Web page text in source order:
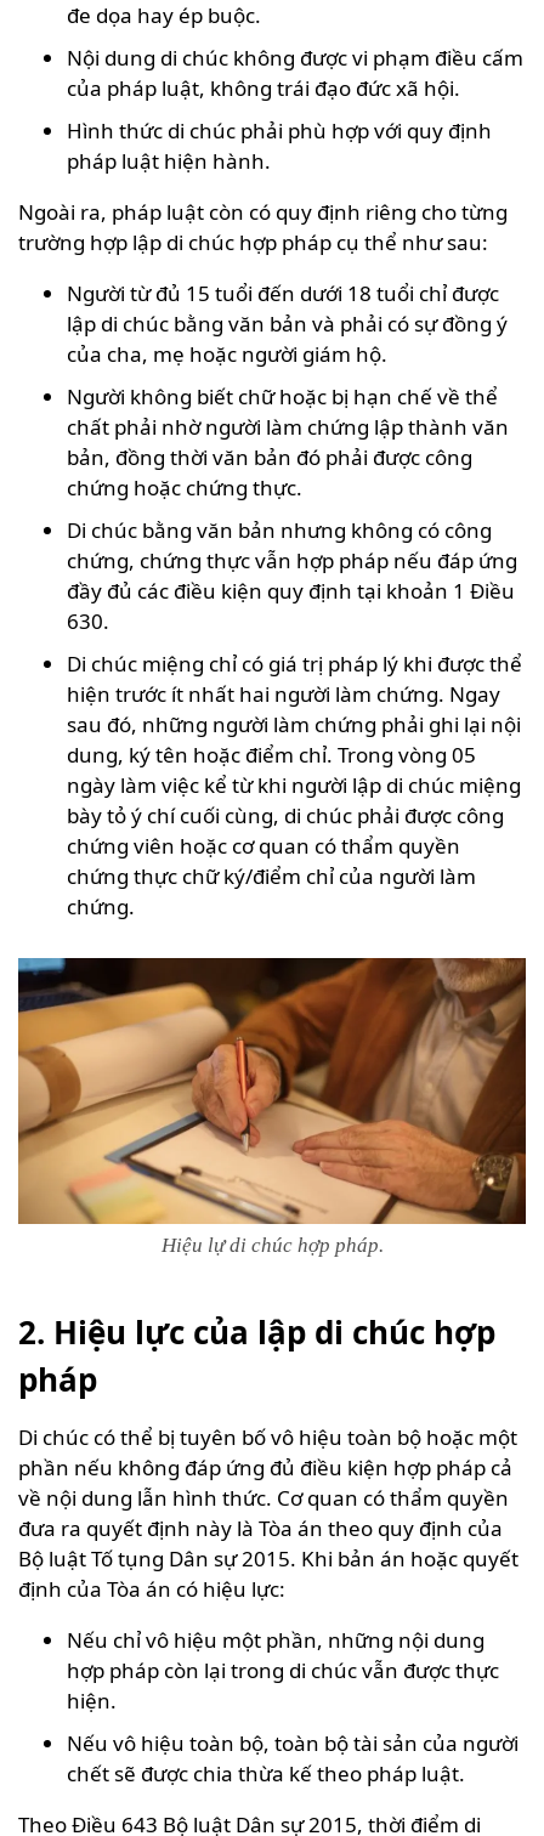
đe dọa hay ép buộc.
Nội dung di chúc không được vi phạm điều cấm
của pháp luật, không trái đạo đức xã hội.
Hình thức di chúc phải phù hợp với quy định
pháp luật hiện hành.
Ngoài ra, pháp luật còn có quy định riêng cho từng
trường hợp lập di chúc hợp pháp cụ thể như sau:
Người từ đủ 15 tuổi đến dưới 18 tuổi chỉ được
lập di chúc bằng văn bản và phải có sự đồng ý
của cha, mẹ hoặc người giám hộ.
Người không biết chữ hoặc bị hạn chế về thể
chất phải nhờ người làm chứng lập thành văn
bản, đồng thời văn bản đó phải được công
chứng hoặc chứng thực.
Di chúc bằng văn bản nhưng không có công
chứng, chứng thực vẫn hợp pháp nếu đáp ứng
đầy đủ các điều kiện quy định tại khoản 1 Điều
630.
Di chúc miệng chỉ có giá trị pháp lý khi được thể
hiện trước ít nhất hai người làm chứng. Ngay
sau đó, những người làm chứng phải ghi lại nội
dung, ký tên hoặc điểm chỉ. Trong vòng 05
ngày làm việc kể từ khi người lập di chúc miệng
bày tỏ ý chí cuối cùng, di chúc phải được công
chứng viên hoặc cơ quan có thẩm quyền
chứng thực chữ ký/điểm chỉ của người làm
chứng.
Hiệu lự di chúc hợp pháp.
2. Hiệu lực của lập di chúc hợp
pháp
Di chúc có thể bị tuyên bố vô hiệu toàn bộ hoặc một
phần nếu không đáp ứng đủ điều kiện hợp pháp cả
về nội dung lẫn hình thức. Cơ quan có thẩm quyền
đưa ra quyết định này là Tòa án theo quy định của
Bộ luật Tố tụng Dân sự 2015. Khi bản án hoặc quyết
định của Tòa án có hiệu lực:
Nếu chỉ vô hiệu một phần, những nội dung
hợp pháp còn lại trong di chúc vẫn được thực
hiện.
Nếu vô hiệu toàn bộ, toàn bộ tài sản của người
chết sẽ được chia thừa kế theo pháp luật.
Theo Điều 643 Bộ luật Dân sự 2015, thời điểm di